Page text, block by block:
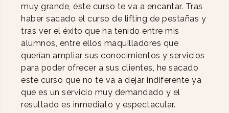
muy grande, éste curso te va a encantar. Tras
haber sacado el curso de lifting de pestañas y
tras ver el éxito que ha tenido entre mis
alumnos, entre ellos maquilladores que
querían ampliar sus conocimientos y servicios
para poder ofrecer a sus clientes, he sacado
este curso que no te va a dejar indiferente ya
que es un servicio muy demandado y el
resultado es inmediato y espectacular.